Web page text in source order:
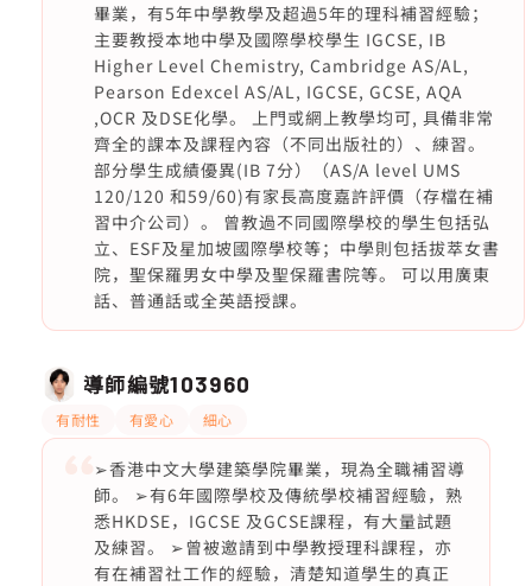
畢業，有5年中學教學及超過5年的理科補習經驗；
主要教授本地中學及國際學校學生 IGCSE, IB
Higher Level Chemistry, Cambridge AS/AL,
Pearson Edexcel AS/AL, IGCSE, GCSE, AQA
,OCR 及DSE化學。 上門或網上教學均可, 具備非常
齊全的課本及課程內容（不同出版社的）、練習。
部分學生成績優異(IB 7分）（AS/A level UMS
120/120 和59/60)有家長高度嘉許評價（存檔在補
習中介公司）。 曾教過不同國際學校的學生包括弘
立、ESF及星加坡國際學校等；中學則包括拔萃女書
院，聖保羅男女中學及聖保羅書院等。 可以用廣東
話、普通話或全英語授課。
導師編號103960
有耐性 有愛心 細心
➢香港中文大學建築學院畢業，現為全職補習導
師。 ➢有6年國際學校及傳統學校補習經驗，熟
悉HKDSE，IGCSE 及GCSE課程，有大量試題
及練習。 ➢曾被邀請到中學教授理科課程，亦
有在補習社工作的經驗，清楚知道學生的真正